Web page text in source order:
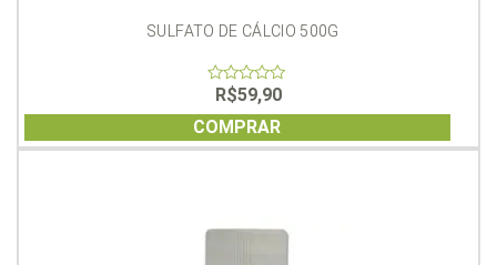
SULFATO DE CÁLCIO 500G
of
5
R$59,90
COMPRAR